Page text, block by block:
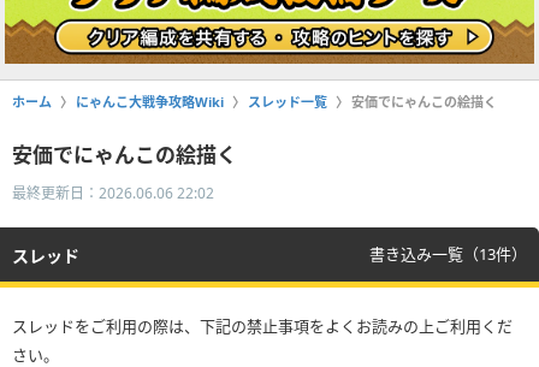
ホーム にゃんこ大戦争攻略Wiki スレッド一覧 安価でにゃんこの絵描く
安価でにゃんこの絵描く
最終更新日：2026.06.06 22:02
スレッド 書き込み一覧（13件）
スレッドをご利用の際は、下記の禁止事項をよくお読みの上ご利用くだ
さい。